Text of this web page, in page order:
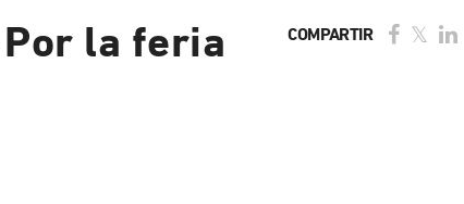
la feria COMPARTIR